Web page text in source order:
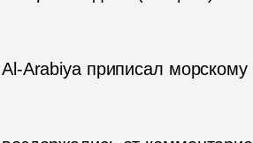
Arabiya приписал